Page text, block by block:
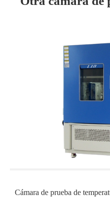
Cámara de prueba de